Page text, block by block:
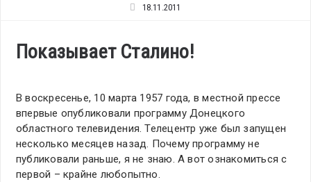
18.11.2011
Показывает Сталино!
В воскресенье, 10 марта 1957 года, в местной прессе
впервые опубликовали программу Донецкого
областного телевидения. Телецентр уже был запущен
несколько месяцев назад. Почему программу не
публиковали раньше, я не знаю. А вот ознакомиться с
первой – крайне любопытно.